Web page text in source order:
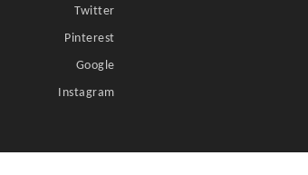
Twitter
Pinterest
Google
Instagram